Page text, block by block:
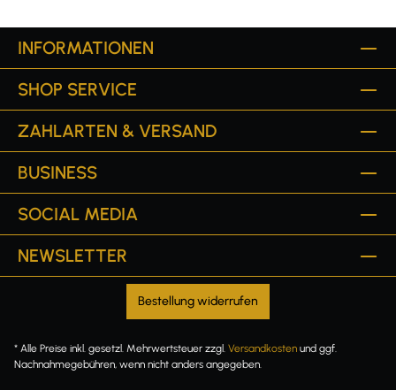
INFORMATIONEN
SHOP SERVICE
ZAHLARTEN & VERSAND
BUSINESS
SOCIAL MEDIA
NEWSLETTER
Bestellung widerrufen
* Alle Preise inkl. gesetzl. Mehrwertsteuer zzgl. Versandkosten und ggf.
Nachnahmegebühren, wenn nicht anders angegeben.